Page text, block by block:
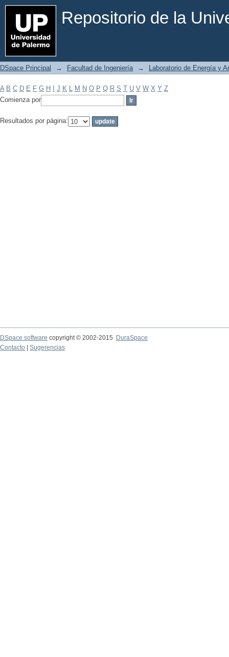
Repositorio de la
Filtrar por: Materia
DSpace Principal → Facultad de Ingeniería → Laboratorio de Energía y
A B C D E F G H J K L M N O P Q R S T U V W X Y Z
Comienza por
Resultados por página:
DSpace software copyright © 2002-2015
DuraSpace
Contacto
Sugerencias